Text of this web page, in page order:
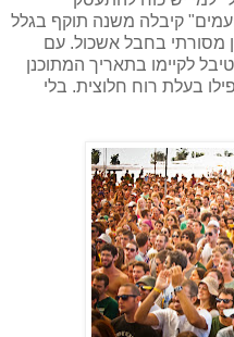
קיבלה משנה תוקף בגלל
מסורתי בחבל אשכול. עם
לקיימו בתאריך המתוכנן
בעלת רוח חלוצית. בלי